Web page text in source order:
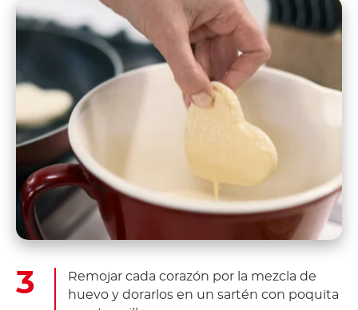
Remojar cada corazón por la mezcla de
huevo y dorarlos en un sartén con poquita